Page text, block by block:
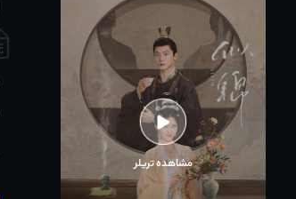
مشاهده تریلر